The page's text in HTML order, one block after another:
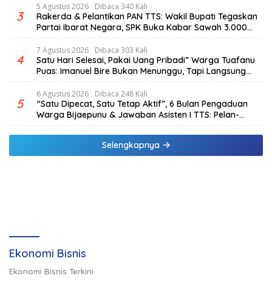
3
5 Agustus 2026 Dibaca 340 Kali
Rakerda & Pelantikan PAN TTS: Wakil Bupati Tegaskan
Partai Ibarat Negara, SPK Buka Kabar Sawah 3.000
Hektar & Larangan Politik Uang
4
7 Agustus 2026 Dibaca 303 Kali
Satu Hari Selesai, Pakai Uang Pribadi” Warga Tuafanu
Puas: Imanuel Bire Bukan Menunggu, Tapi Langsung
Bekerja
5
6 Agustus 2026 Dibaca 248 Kali
“Satu Dipecat, Satu Tetap Aktif”, 6 Bulan Pengaduan
Warga Bijaepunu & Jawaban Asisten I TTS: Pelan-
pelan, Tapi Pasti.
Selengkapnya
Ekonomi Bisnis
Ekonomi Bisnis Terkini